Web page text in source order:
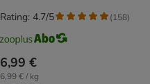
6,99 €
6,99 € / kg
Rating: 4.7/5 (158)